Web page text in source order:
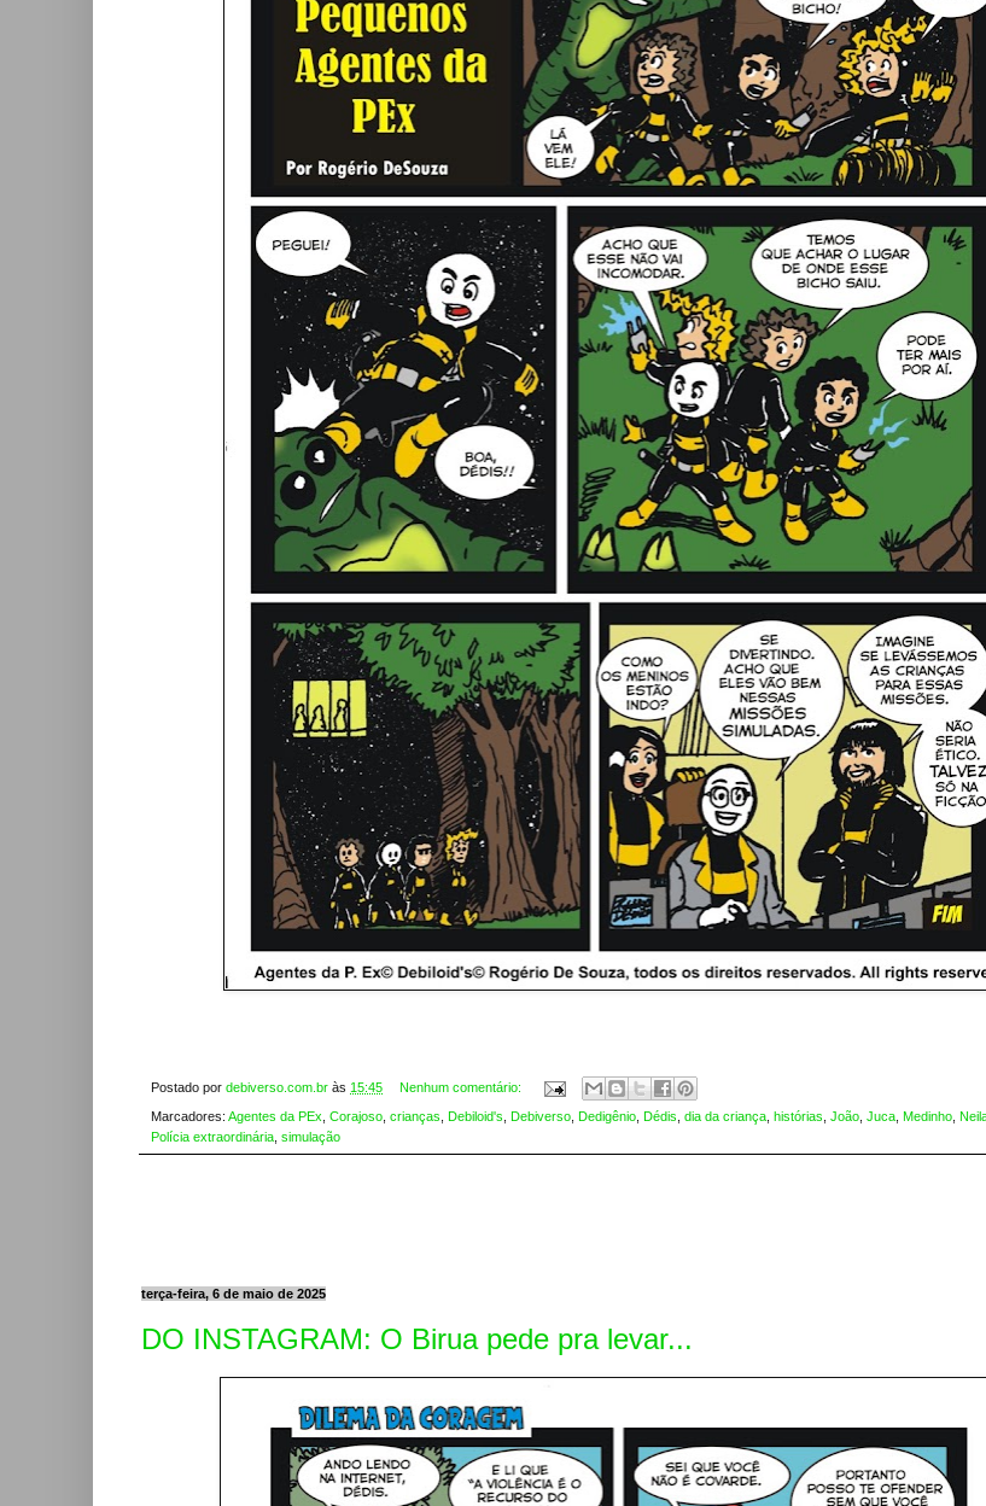
Postado por debiverso.com.br às 15:45 Nenhum comentário:
Marcadores: Agentes da PEx, Corajoso, crianças, Debiloid's, Debiverso, Dedigênio, Dédis, dia da criança, histórias, João, Juca, Medinho,
Polícia extraordinária, simulação
terça-feira, 6 de maio de 2025
DO INSTAGRAM: O Birua pede pra levar...